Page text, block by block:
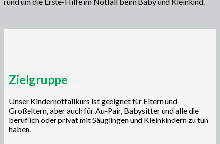
rund um die Erste-Hilfe im Notfall beim Baby und Kleinkind.
Zielgruppe
Unser Kindernotfallkurs ist geeignet für Eltern und
Großeltern, aber auch für Au-Pair, Babysitter und alle die
beruflich oder privat mit Säuglingen und Kleinkindern zu tun
haben.